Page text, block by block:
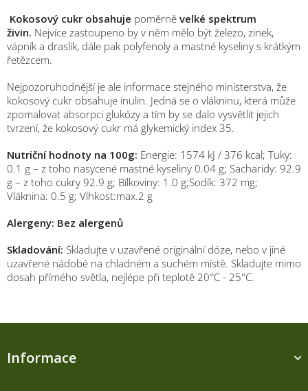
Kokosový cukr obsahuje poměrně velké spektrum
živin. Nejvíce zastoupeno by v něm mělo být železo, zinek,
vápník a draslík, dále pak polyfenoly a mastné kyseliny s krátkým
řetězcem.
Nejpozoruhodnější je ale informace stejného ministerstva, že
kokosový cukr obsahuje inulin. Jedná se o vlákninu, která může
zpomalovat absorpci glukózy a tím by se dalo vysvětlit jejich
tvrzení, že kokosový cukr má glykemický index 35.
Nutriční hodnoty na 100g: Energie: 1574 kJ / 376 kcal; Tuky:
0.1 g – z toho nasycené mastné kyseliny 0.04 g; Sacharidy: 92.9
g – z toho cukry 92.9 g; Bílkoviny: 1.0 g;Sodík: 372 mg;
Vláknina: 0.5 g; Vlhkost:max.2 g
Alergeny: Bez alergenů
Skladování: Skladujte v uzavřené originální dóze, nebo v jiné
uzavřené nádobě na chladném a suchém místě. Skladujte mimo
dosah přímého světla, nejlépe při teplotě 20°C - 25°C.
Informace